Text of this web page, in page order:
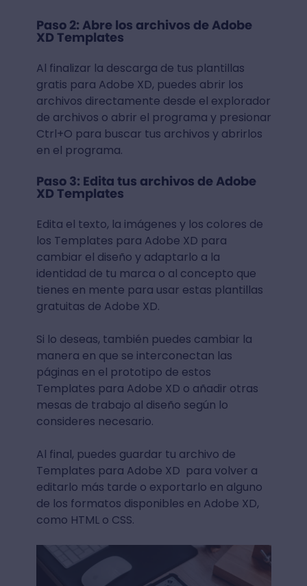
Paso 2: Abre los archivos de Adobe
XD Templates
Al finalizar la descarga de tus plantillas
gratis para Adobe XD, puedes abrir los
archivos directamente desde el explorador
de archivos o abrir el programa y presionar
Ctrl+O para buscar tus archivos y abrirlos
en el programa.
Paso 3: Edita tus archivos de Adobe
XD Templates
Edita el texto, la imágenes y los colores de
los Templates para Adobe XD para
cambiar el diseño y adaptarlo a la
identidad de tu marca o al concepto que
tienes en mente para usar estas plantillas
gratuitas de Adobe XD.
Si lo deseas, también puedes cambiar la
manera en que se interconectan las
páginas en el prototipo de estos
Templates para Adobe XD o añadir otras
mesas de trabajo al diseño según lo
consideres necesario.
Al final, puedes guardar tu archivo de
Templates para Adobe XD para volver a
editarlo más tarde o exportarlo en alguno
de los formatos disponibles en Adobe XD,
como HTML o CSS.